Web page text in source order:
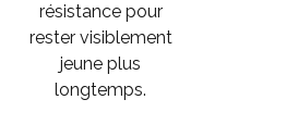
résistance pour
rester visiblement
jeune plus
longtemps.